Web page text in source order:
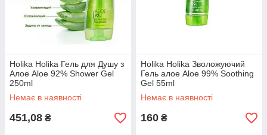
Holika Holika Гель для Душу з
Алое Aloe 92% Shower Gel
250ml
Немає в наявності
451,08 ₴
Holika Holika Зволожуючий
Гель алое Aloe 99% Soothing
Gel 55ml
Немає в наявності
160 ₴